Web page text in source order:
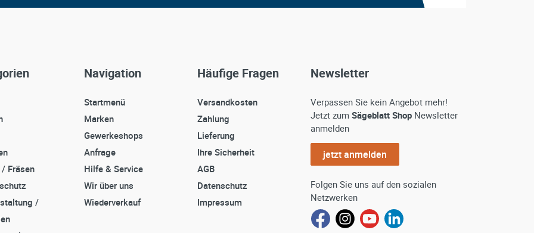
Fräsen
/
Navigation
Startmenü
Marken
Gewerkeshops
Anfrage
Hilfe & Service
Wir über uns
Wiederverkauf
Häufige Fragen
Versandkosten
Zahlung
Lieferung
Ihre Sicherheit
AGB
Datenschutz
Impressum
Newsletter
Verpassen Sie kein Angebot mehr!
Jetzt zum Sägeblatt Shop Newsletter
anmelden
jetzt anmelden
Folgen Sie uns auf den sozialen
Netzwerken